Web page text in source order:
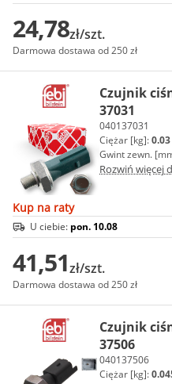
24,78zł/szt.
Darmowa dostawa od 250 zł
Czujnik
37031
040137031
Ciężar [kg]:0.03
Gwint zewn.
Rozwiń więcej
Kup na raty
U ciebie: pon. 10.08
41,51zł/szt.
Darmowa dostawa od 250 zł
Czujnik
37506
040137506
Ciężar [kg]: